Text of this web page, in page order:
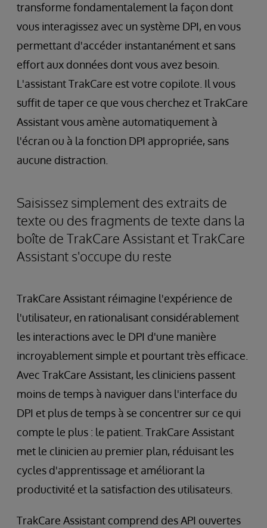
transforme fondamentalement la façon dont
vous interagissez avec un système DPI, en vous
permettant d'accéder instantanément et sans
effort aux données dont vous avez besoin.
L'assistant TrakCare est votre copilote. Il vous
suffit de taper ce que vous cherchez et TrakCare
Assistant vous amène automatiquement à
l'écran ou à la fonction DPI appropriée, sans
aucune distraction.
Saisissez simplement des extraits de
texte ou des fragments de texte dans la
boîte de TrakCare Assistant et TrakCare
Assistant s'occupe du reste
TrakCare Assistant réimagine l'expérience de
l'utilisateur, en rationalisant considérablement
les interactions avec le DPI d'une manière
incroyablement simple et pourtant très efficace.
Avec TrakCare Assistant, les cliniciens passent
moins de temps à naviguer dans l'interface du
DPI et plus de temps à se concentrer sur ce qui
compte le plus : le patient. TrakCare Assistant
met le clinicien au premier plan, réduisant les
cycles d'apprentissage et améliorant la
productivité et la satisfaction des utilisateurs.
TrakCare Assistant comprend des API ouvertes